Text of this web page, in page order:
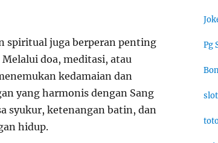
spiritual juga berperan penting
doa, meditasi, atau
kedamaian dan
yang harmonis dengan Sang
syukur, ketenangan batin, dan
hidup.
Pg